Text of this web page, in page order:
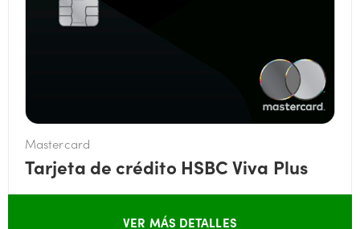
Mastercard
Tarjeta de crédito HSBC Viva Plus
VER MÁS DETALLES